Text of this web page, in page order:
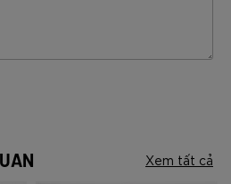
Xem tất cả